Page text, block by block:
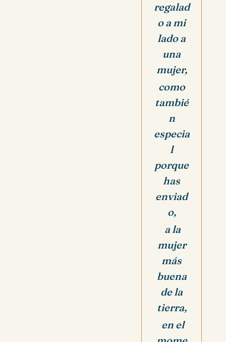
regalad
o a mi
lado a
una
mujer,
como
tambié
n
especia
l
porque
has
enviad
o,
a la
mujer
más
buena
de la
tierra,
en el